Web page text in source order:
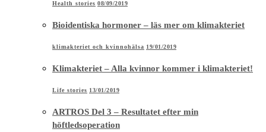
Health stories 08/09/2019
Bioidentiska hormoner – läs mer om klimakteriet
klimakteriet och kvinnohälsa 19/01/2019
Klimakteriet – Alla kvinnor kommer i klimakteriet!
Life stories 13/01/2019
ARTROS Del 3 – Resultatet efter min
höftledsoperation